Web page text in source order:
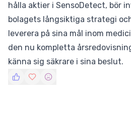
hålla aktier i SensoDetect, bör
bolagets långsiktiga strategi
leverera på sina mål inom
den nu kompletta
känna sig säkrare i sina beslut.